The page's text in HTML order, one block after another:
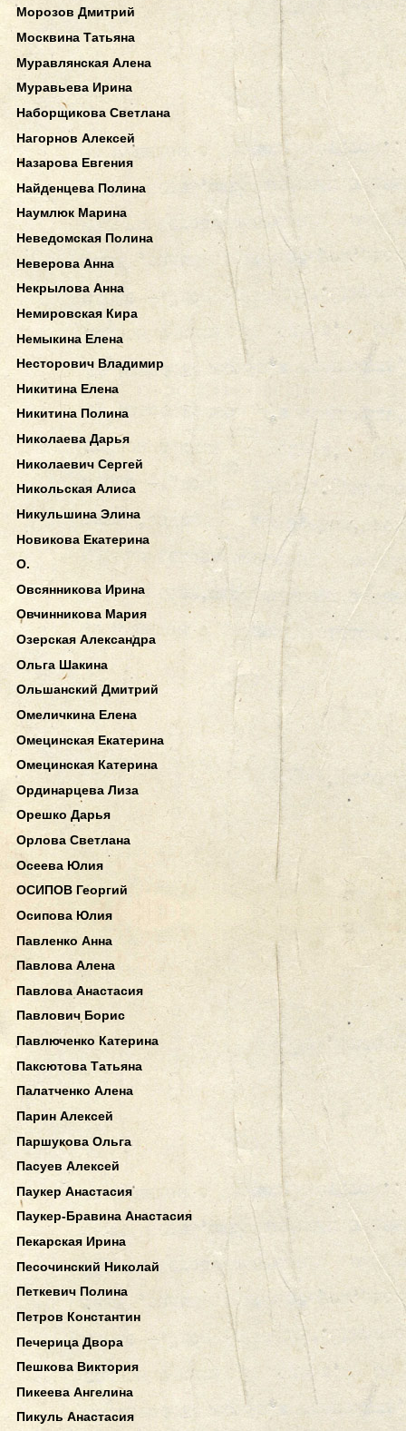
Морозов Дмитрий
Москвина Татьяна
Муравлянская Алена
Муравьева Ирина
Наборщикова Светлана
Нагорнов Алексей
Назарова Евгения
Найденцева Полина
Наумлюк Марина
Неведомская Полина
Неверова Анна
Некрылова Анна
Немировская Кира
Немыкина Елена
Несторович Владимир
Никитина Елена
Никитина Полина
Николаева Дарья
Николаевич Сергей
Никольская Алиса
Никульшина Элина
Новикова Екатерина
О.
Овсянникова Ирина
Овчинникова Мария
Озерская Александра
Ольга Шакина
Ольшанский Дмитрий
Омеличкина Елена
Омецинская Екатерина
Омецинская Катерина
Ординарцева Лиза
Орешко Дарья
Орлова Светлана
Осеева Юлия
ОСИПОВ Георгий
Осипова Юлия
Павленко Анна
Павлова Алена
Павлова Анастасия
Павлович Борис
Павлюченко Катерина
Паксютова Татьяна
Палатченко Алена
Парин Алексей
Паршукова Ольга
Пасуев Алексей
Паукер Анастасия
Паукер-Бравина Анастасия
Пекарская Ирина
Песочинский Николай
Петкевич Полина
Петров Константин
Печерица Двора
Пешкова Виктория
Пикеева Ангелина
Пикуль Анастасия